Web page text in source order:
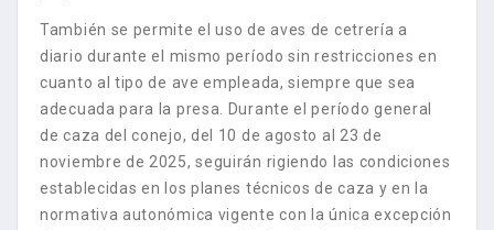
También se permite el uso de aves de cetrería a
diario durante el mismo período sin restricciones en
cuanto al tipo de ave empleada, siempre que sea
adecuada para la presa. Durante el período general
de caza del conejo, del 10 de agosto al 23 de
noviembre de 2025, seguirán rigiendo las condiciones
establecidas en los planes técnicos de caza y en la
normativa autonómica vigente con la única excepción